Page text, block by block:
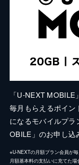
「U-NEXT
毎月もらえるポイ
になるモバイルプ
OBILE」のお申し込
※U-NEXTの月額プラン会員が
月額基本料の支払いに充てた場